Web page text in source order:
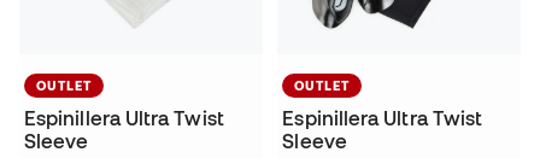
OUTLET
Espinillera Ultra Twist
Sleeve
OUTLET
Espinillera Ultra Twist
Sleeve